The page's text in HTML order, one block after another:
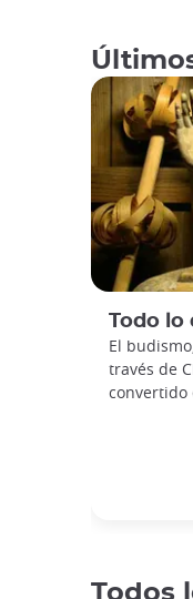
Todo lo que
El
través de
convertido
Todos